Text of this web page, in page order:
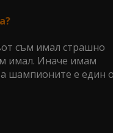
съм имал страшно
имал. Иначе имам
шампионите е един